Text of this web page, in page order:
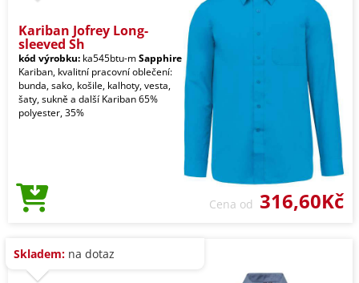
Kariban Jofrey Long-
sleeved Sh
kód výrobku: ka545btu-mSapphire
Kariban, kvalitní pracovní oblečení:
bunda, sako, košile, kalhoty, vesta,
šaty, sukně a další Kariban 65%
polyester, 35%
Cena od 316,60Kč
Skladem: na dotaz